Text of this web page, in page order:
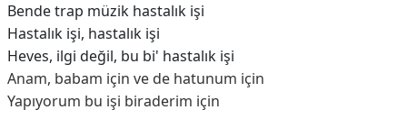
Bende trap müzik hastalık işi
Hastalık işi, hastalık işi
Heves, ilgi değil, bu bi' hastalık işi
Anam, babam için ve de hatunum için
Yapıyorum bu işi biraderim için